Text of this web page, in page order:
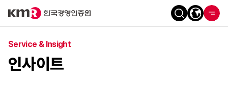
Service & Insight
인사이트